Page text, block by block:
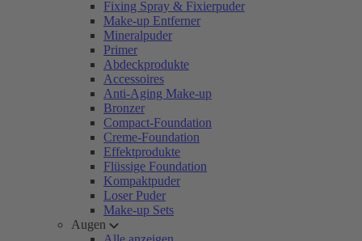
Fixing Spray & Fixierpuder
Make-up Entferner
Mineralpuder
Primer
Abdeckprodukte
Accessoires
Anti-Aging Make-up
Bronzer
Compact-Foundation
Creme-Foundation
Effektprodukte
Flüssige Foundation
Kompaktpuder
Loser Puder
Make-up Sets
Augen